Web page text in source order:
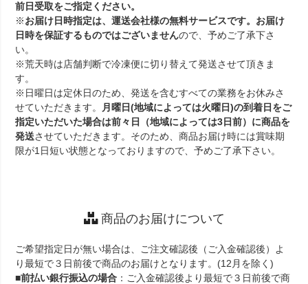
前日受取をご指定ください。
※お届け日時指定は、運送会社様の無料サービスです。お届け
日時を保証するものではございませんので、予めご了承下さ
い。
※荒天時は店舗判断で冷凍便に切り替えて発送させて頂きま
す。
※日曜日は定休日のため、発送を含むすべての業務をお休みさ
せていただきます。
月曜日(地域によっては火曜日)の到着日をご
指定いただいた場合は前々日（地域によっては3日前）に商品を
発送させていただきます。そのため、商品お届け時には賞味期
限が1日短い状態となっておりますので、予めご了承下さい。
商品のお届けについて
ご希望指定日が無い場合は、ご注文確認後（ご入金確認後）よ
り最短で３日前後で商品のお届けとなります。(12月を除く)
■前払い銀行振込の場合 ：ご入金確認後より最短で３日前後で商